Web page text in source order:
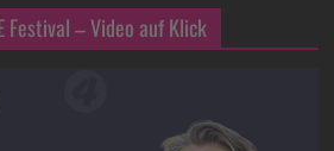
Festival – Video auf Klick